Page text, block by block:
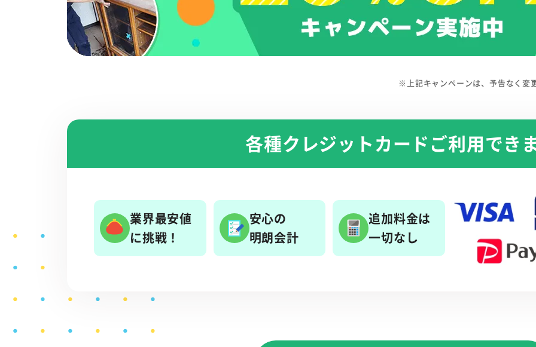
※上記キャンペーンは、予告なく変
各種クレジットカードご利用でき
業界最安値
に挑戦！
安心の
明朗会計
追加料金は
一切なし